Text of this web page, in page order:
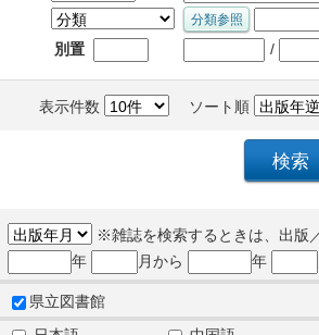
別置 /
表示件数 ソート順
※雑誌を検索するときは、出版
年
月から 年
県立図書館